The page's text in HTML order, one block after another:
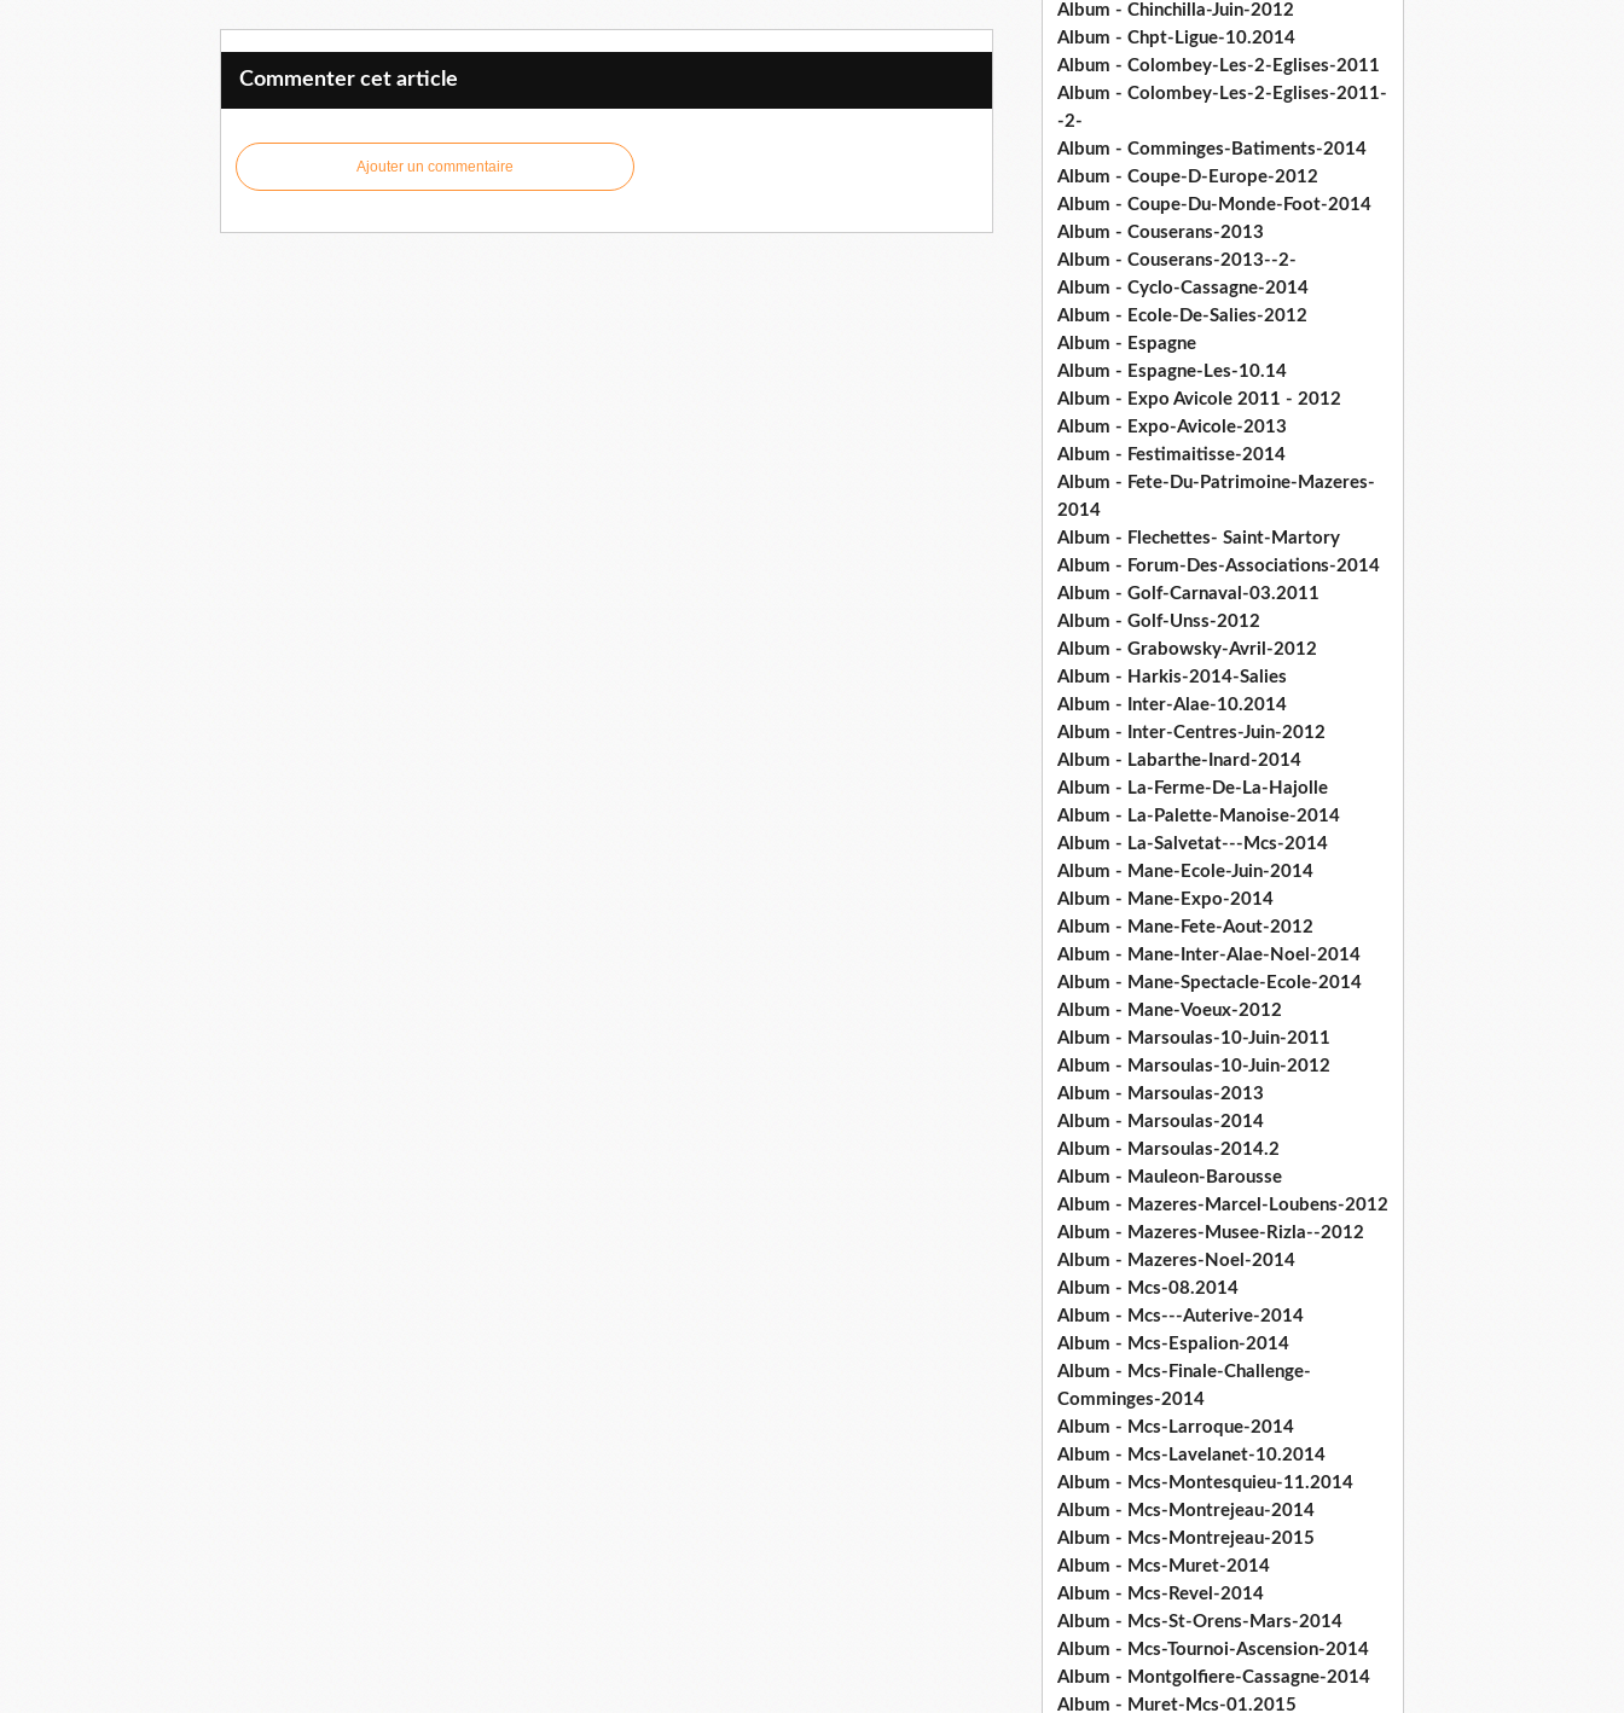
Commenter cet article
Ajouter un commentaire
Album - Chinchilla-Juin-2012
Album - Chpt-Ligue-10.2014
Album - Colombey-Les-2-Eglises-2011
Album - Colombey-Les-2-Eglises-2011-
-2-
Album - Comminges-Batiments-2014
Album - Coupe-D-Europe-2012
Album - Coupe-Du-Monde-Foot-2014
Album - Couserans-2013
Album - Couserans-2013--2-
Album - Cyclo-Cassagne-2014
Album - Ecole-De-Salies-2012
Album - Espagne
Album - Espagne-Les-10.14
Album - Expo Avicole 2011 - 2012
Album - Expo-Avicole-2013
Album - Festimaitisse-2014
Album - Fete-Du-Patrimoine-Mazeres-
2014
Album - Flechettes- Saint-Martory
Album - Forum-Des-Associations-2014
Album - Golf-Carnaval-03.2011
Album - Golf-Unss-2012
Album - Grabowsky-Avril-2012
Album - Harkis-2014-Salies
Album - Inter-Alae-10.2014
Album - Inter-Centres-Juin-2012
Album - Labarthe-Inard-2014
Album - La-Ferme-De-La-Hajolle
Album - La-Palette-Manoise-2014
Album - La-Salvetat---Mcs-2014
Album - Mane-Ecole-Juin-2014
Album - Mane-Expo-2014
Album - Mane-Fete-Aout-2012
Album - Mane-Inter-Alae-Noel-2014
Album - Mane-Spectacle-Ecole-2014
Album - Mane-Voeux-2012
Album - Marsoulas-10-Juin-2011
Album - Marsoulas-10-Juin-2012
Album - Marsoulas-2013
Album - Marsoulas-2014
Album - Marsoulas-2014.2
Album - Mauleon-Barousse
Album - Mazeres-Marcel-Loubens-2012
Album - Mazeres-Musee-Rizla--2012
Album - Mazeres-Noel-2014
Album - Mcs-08.2014
Album - Mcs---Auterive-2014
Album - Mcs-Espalion-2014
Album - Mcs-Finale-Challenge-
Comminges-2014
Album - Mcs-Larroque-2014
Album - Mcs-Lavelanet-10.2014
Album - Mcs-Montesquieu-11.2014
Album - Mcs-Montrejeau-2014
Album - Mcs-Montrejeau-2015
Album - Mcs-Muret-2014
Album - Mcs-Revel-2014
Album - Mcs-St-Orens-Mars-2014
Album - Mcs-Tournoi-Ascension-2014
Album - Montgolfiere-Cassagne-2014
Album - Muret-Mcs-01.2015